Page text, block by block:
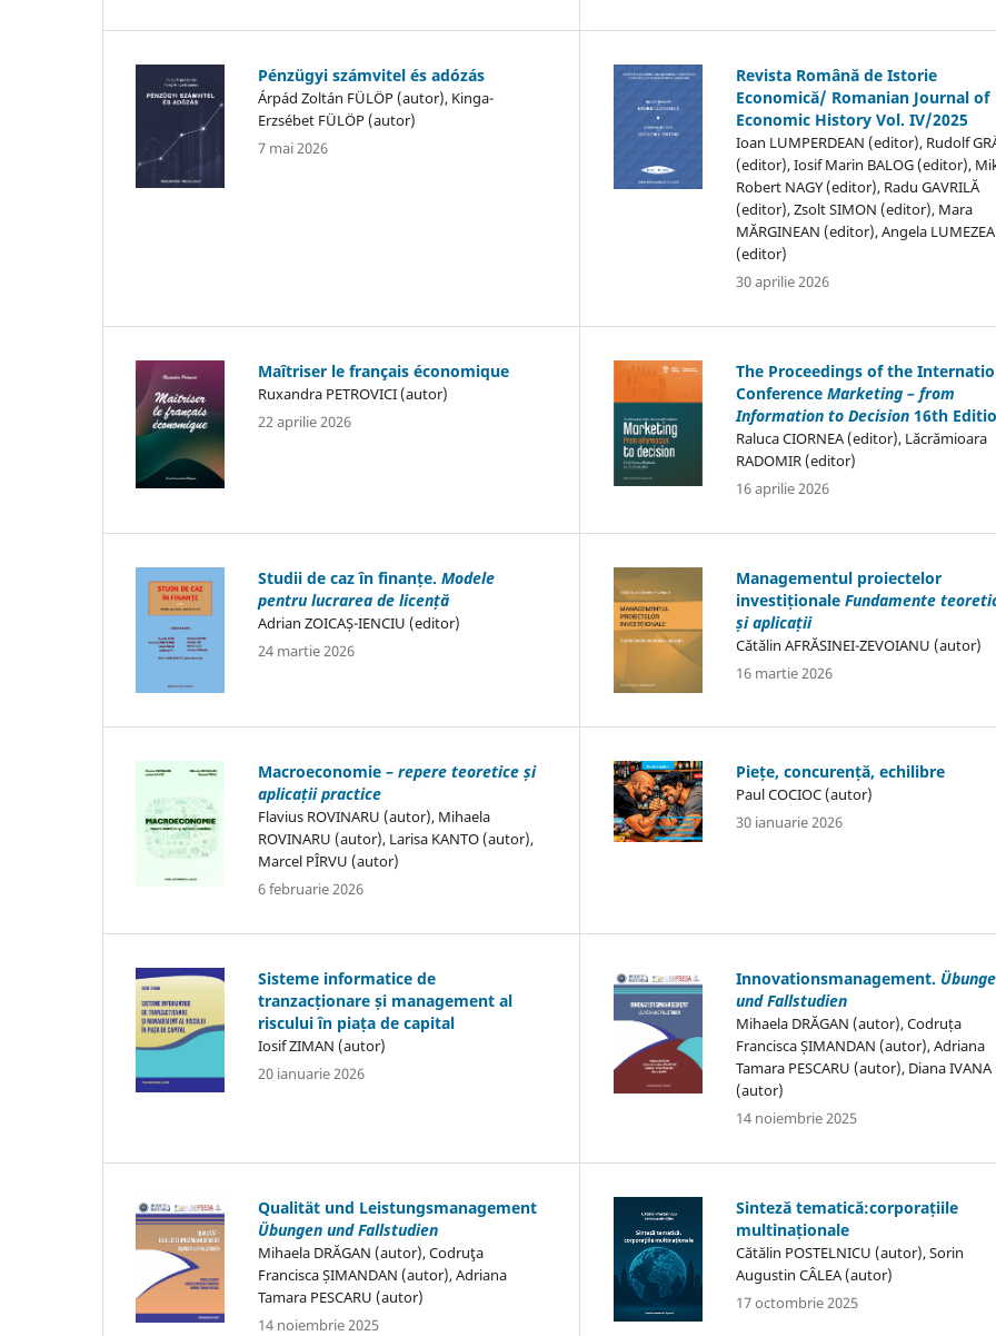
Pénzügyi számvitel és adózás
Árpád Zoltán FÜLÖP (autor), Kinga-
Erzsébet FÜLÖP (autor)
7 mai 2026
Revista Română de Istorie
Economică/ Romanian Journal of
Economic History Vol. IV/2025
Ioan LUMPERDEAN (editor), Rudolf
(editor), Iosif Marin BALOG (editor),
Robert NAGY (editor), Radu GAVRILĂ
(editor), Zsolt SIMON (editor), Mara
MĂRGINEAN (editor), Angela
(editor)
30 aprilie 2026
Maîtriser le français économique
Ruxandra PETROVICI (autor)
22 aprilie 2026
The Proceedings of the
Conference Marketing – from
Information to Decision 16th
Raluca CIORNEA (editor), Lăcrămioara
RADOMIR (editor)
16 aprilie 2026
Studii de caz în finanțe. Modele
pentru lucrarea de licență
Adrian ZOICAȘ-IENCIU (editor)
24 martie 2026
Managementul proiectelor
investiționale Fundamente
și aplicații
Cătălin AFRĂSINEI-ZEVOIANU (autor)
16 martie 2026
Macroeconomie – repere teoretice și
aplicații practice
Flavius ROVINARU (autor), Mihaela
ROVINARU (autor), Larisa KANTO (autor),
Marcel PÎRVU (autor)
6 februarie 2026
Piețe, concurență, echilibre
Paul COCIOC (autor)
30 ianuarie 2026
Sisteme informatice de
tranzacționare și management al
riscului în piața de capital
Iosif ZIMAN (autor)
20 ianuarie 2026
Innovationsmanagement.
und Fallstudien
Mihaela DRĂGAN (autor), Codruța
Francisca ȘIMANDAN (autor), Adriana
Tamara PESCARU (autor), Diana IVANA
(autor)
14 noiembrie 2025
Qualität und Leistungsmanagement
Übungen und Fallstudien
Mihaela DRĂGAN (autor), Codruţa
Francisca ȘIMANDAN (autor), Adriana
Tamara PESCARU (autor)
14 noiembrie 2025
Sinteză tematică:corporațiile
multinaționale
Cătălin POSTELNICU (autor), Sorin
Augustin CÂLEA (autor)
17 octombrie 2025